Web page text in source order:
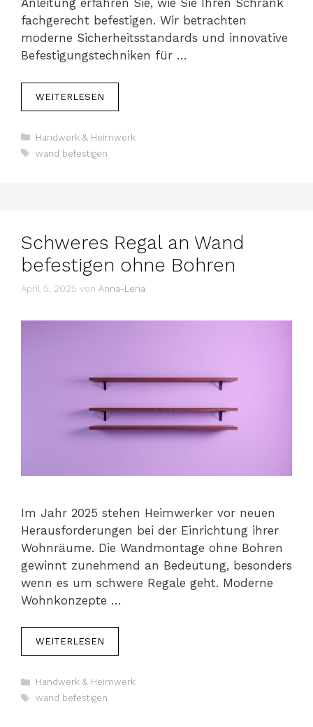
Anleitung erfahren Sie, wie Sie Ihren Schrank
fachgerecht befestigen. Wir betrachten
moderne Sicherheitsstandards und innovative
Befestigungstechniken für …
WEITERLESEN
Kategorien
Handwerk & Heimwerk
Schlagwörter
wand befestigen
Schweres Regal an Wand
befestigen ohne Bohren
April 5, 2025 von Anna-Lena
Im Jahr 2025 stehen Heimwerker vor neuen
Herausforderungen bei der Einrichtung ihrer
Wohnräume. Die Wandmontage ohne Bohren
gewinnt zunehmend an Bedeutung, besonders
wenn es um schwere Regale geht. Moderne
Wohnkonzepte …
WEITERLESEN
Kategorien
Handwerk & Heimwerk
Schlagwörter
wand befestigen